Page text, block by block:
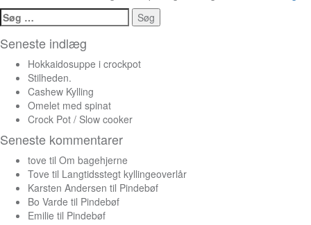
Søg
efter:
Seneste indlæg
Hokkaidosuppe i crockpot
Stilheden.
Cashew Kylling
Omelet med spinat
Crock Pot / Slow cooker
Seneste kommentarer
tove til Om bagehjerne
Tove til Langtidsstegt kyllingeoverlår
Karsten Andersen til Pindebøf
Bo Varde til Pindebøf
Emilie til Pindebøf